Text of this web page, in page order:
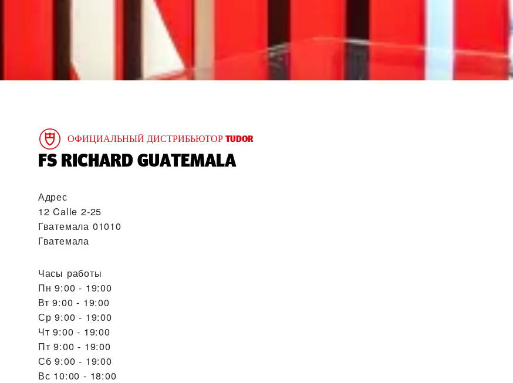
ОФИЦИАЛЬНЫЙ ДИСТРИБЬЮТОР TUDOR
‭FS RICHARD GUATEMALA‬
Адрес
12 Calle 2-25
Гватемала 01010
Гватемала
Часы работы
Пн 9:00 - 19:00
Вт 9:00 - 19:00
Ср 9:00 - 19:00
Чт 9:00 - 19:00
Пт 9:00 - 19:00
Сб 9:00 - 19:00
Вс 10:00 - 18:00